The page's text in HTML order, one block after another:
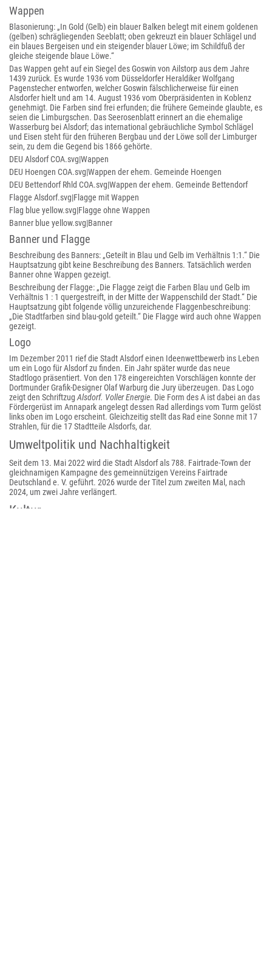
Wappen
Blasonierung: „In Gold (Gelb) ein blauer Balken belegt mit einem goldenen
(gelben) schrägliegenden Seeblatt; oben gekreuzt ein blauer Schlägel und
ein blaues Bergeisen und ein steigender blauer Löwe; im Schildfuß der
gleiche steigende blaue Löwe.“
Das Wappen geht auf ein Siegel des Goswin von Ailstorp aus dem Jahre
1439 zurück. Es wurde 1936 vom Düsseldorfer Heraldiker Wolfgang
Pagenstecher entworfen, welcher Goswin fälschlicherweise für einen
Alsdorfer hielt und am 14. August 1936 vom Oberpräsidenten in Koblenz
genehmigt. Die Farben sind frei erfunden; die frühere Gemeinde glaubte, es
seien die Limburgschen. Das Seerosenblatt erinnert an die ehemalige
Wasserburg bei Alsdorf; das international gebräuchliche Symbol Schlägel
und Eisen steht für den früheren Bergbau und der Löwe soll der Limburger
sein, zu dem die Gegend bis 1866 gehörte.
DEU Alsdorf COA.svg|Wappen
DEU Hoengen COA.svg|Wappen der ehem. Gemeinde Hoengen
DEU Bettendorf Rhld COA.svg|Wappen der ehem. Gemeinde Bettendorf
Flagge Alsdorf.svg|Flagge mit Wappen
Flag blue yellow.svg|Flagge ohne Wappen
Banner blue yellow.svg|Banner
Banner und Flagge
Beschreibung des Banners: „Geteilt in Blau und Gelb im Verhältnis 1:1.“ Die
Hauptsatzung gibt keine Beschreibung des Banners. Tatsächlich werden
Banner ohne Wappen gezeigt.
Beschreibung der Flagge: „Die Flagge zeigt die Farben Blau und Gelb im
Verhältnis 1 : 1 quergestreift, in der Mitte der Wappenschild der Stadt.“ Die
Hauptsatzung gibt folgende völlig unzureichende Flaggenbeschreibung:
„Die Stadtfarben sind blau-gold geteilt.“ Die Flagge wird auch ohne Wappen
gezeigt.
Logo
Im Dezember 2011 rief die Stadt Alsdorf einen Ideenwettbewerb ins Leben
um ein Logo für Alsdorf zu finden. Ein Jahr später wurde das neue
Stadtlogo präsentiert. Von den 178 eingereichten Vorschlägen konnte der
Dortmunder Grafik-Designer Olaf Warburg die Jury überzeugen. Das Logo
zeigt den Schriftzug Alsdorf. Voller Energie. Die Form des A ist dabei an das
Fördergerüst im Annapark angelegt dessen Rad allerdings vom Turm gelöst
links oben im Logo erscheint. Gleichzeitig stellt das Rad eine Sonne mit 17
Strahlen, für die 17 Stadtteile Alsdorfs, dar.
Umweltpolitik und Nachhaltigkeit
Seit dem 13. Mai 2022 wird die Stadt Alsdorf als 788. Fairtrade-Town der
gleichnamigen Kampagne des gemeinnützigen Vereins Fairtrade
Deutschland e. V. geführt. 2026 wurde der Titel zum zweiten Mal, nach
2024, um zwei Jahre verlängert.
Kultur